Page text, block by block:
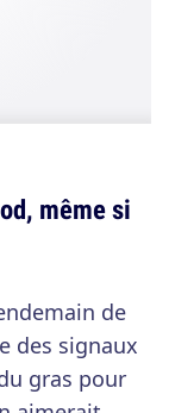
même si
de
des signaux
gras pour